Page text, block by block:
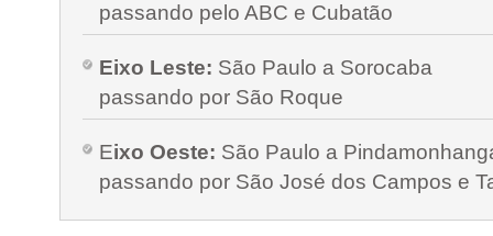
passando pelo ABC e Cubatão
Eixo Leste: São Paulo a Sorocaba
passando por São Roque
Eixo Oeste: São Paulo a
passando por São José dos Campos e